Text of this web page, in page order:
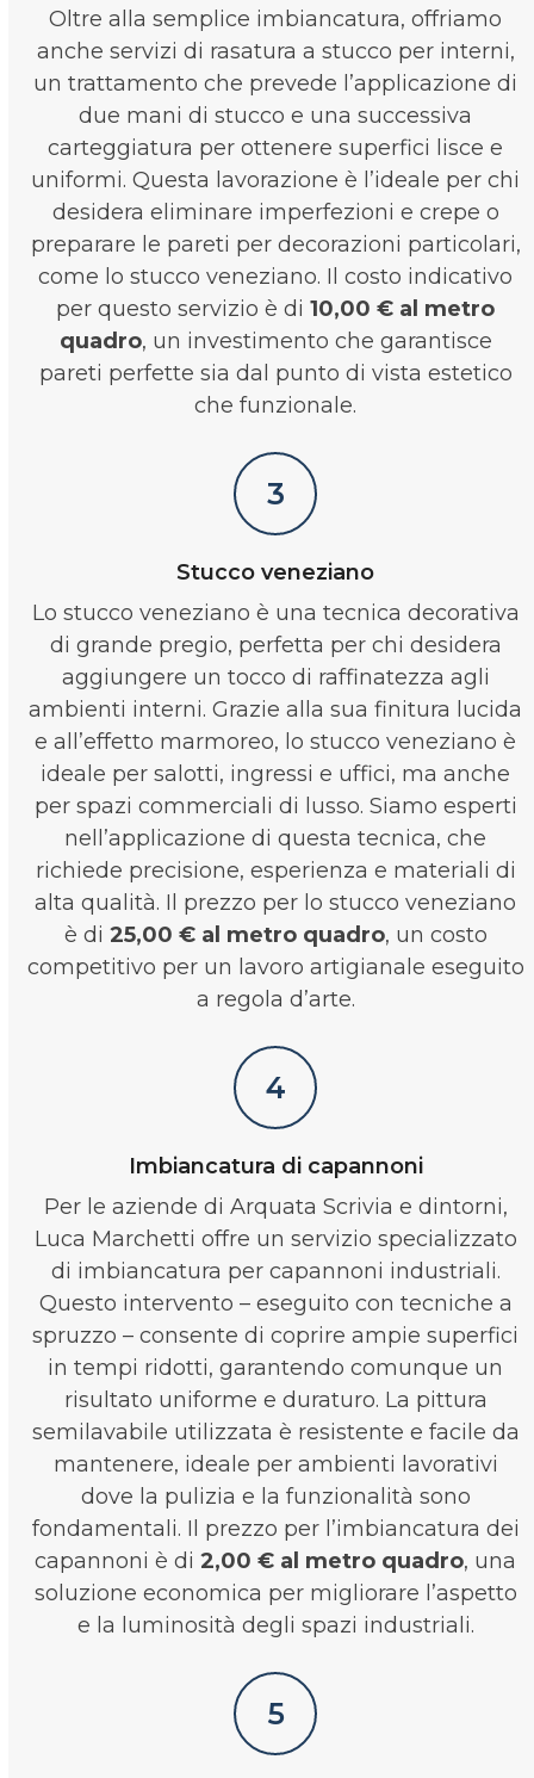
Oltre alla semplice imbiancatura, offriamo
anche servizi di rasatura a stucco per interni,
un trattamento che prevede l’applicazione di
due mani di stucco e una successiva
carteggiatura per ottenere superfici lisce e
uniformi. Questa lavorazione è l’ideale per chi
desidera eliminare imperfezioni e crepe o
preparare le pareti per decorazioni particolari,
come lo stucco veneziano. Il costo indicativo
per questo servizio è di10,00 € al metro
quadro, un investimento che garantisce
pareti perfette sia dal punto di vista estetico
che funzionale.
3
Stucco veneziano
Lo stucco veneziano è una tecnica decorativa
di grande pregio, perfetta per chi desidera
aggiungere un tocco di raffinatezza agli
ambienti interni. Grazie alla sua finitura lucida
e all’effetto marmoreo, lo stucco veneziano è
ideale per salotti, ingressi e uffici, ma anche
per spazi commerciali di lusso. Siamo esperti
nell’applicazione di questa tecnica, che
richiede precisione, esperienza e materiali di
alta qualità. Il prezzo per lo stucco veneziano
è di 25,00 € al metro quadro, un costo
competitivo per un lavoro artigianale eseguito
a regola d’arte.
4
Imbiancatura di capannoni
Per le aziende di Arquata Scrivia e dintorni,
Luca Marchetti offre un servizio specializzato
di imbiancatura per capannoni industriali.
Questo intervento – eseguito con tecniche a
spruzzo – consente di coprire ampie superfici
in tempi ridotti, garantendo comunque un
risultato uniforme e duraturo. La pittura
semilavabile utilizzata è resistente e facile da
mantenere, ideale per ambienti lavorativi
dove la pulizia e la funzionalità sono
fondamentali. Il prezzo per l’imbiancatura dei
capannoni è di2,00 € al metro quadro, una
soluzione economica per migliorare l’aspetto
e la luminosità degli spazi industriali.
5